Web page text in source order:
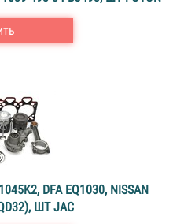
DFA EQ1030, NISSAN
ШТ JAC